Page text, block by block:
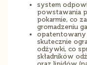
system
powstawania
pokarmie, co
gromadzeniu
skutecznie
odżywki, co
składników
oraz lipidów